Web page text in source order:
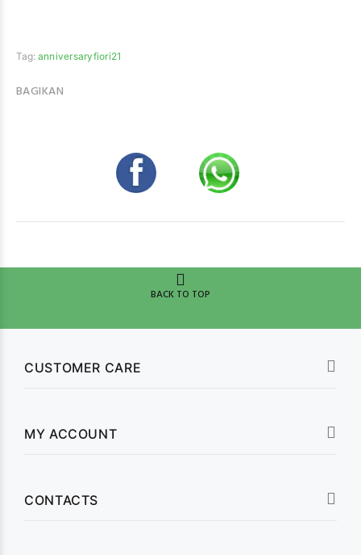
Tag: anniversaryfiori21
BAGIKAN
BACK TO TOP
CUSTOMER CARE
MY ACCOUNT
CONTACTS